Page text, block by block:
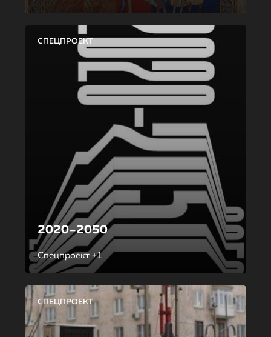
СПЕЦПРОЕКТ
2020–2050
Спецпроект +1
СПЕЦПРОЕКТ